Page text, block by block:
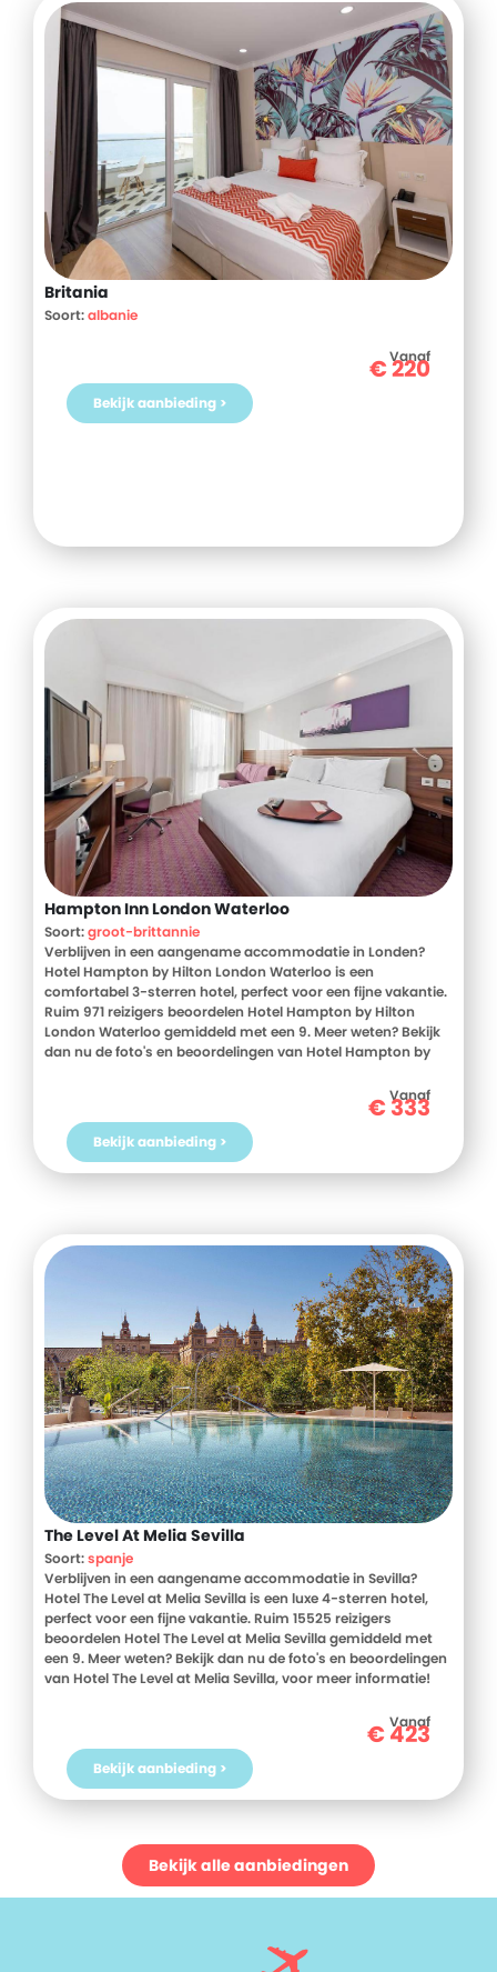
Britania
Soort:albanie
Vanaf
€220
Bekijk aanbieding >
Hampton Inn London Waterloo
Soort:groot-brittannie
Verblijven in een aangename accommodatie in Londen?
Hotel Hampton by Hilton London Waterloo is een
comfortabel 3-sterren hotel, perfect voor een fijne vakantie.
Ruim 971 reizigers beoordelen Hotel Hampton by Hilton
London Waterloo gemiddeld met een 9. Meer weten? Bekijk
dan nu de foto's en beoordelingen van Hotel Hampton by
aan een heerlijke vakantie in Groot-Brittannie? Boek jouw
vakantie naar Hotel Hampton by Hilton London Waterloo
vandaag nog!
Vanaf
€333
Bekijk aanbieding >
The Level At Melia Sevilla
Soort:spanje
Verblijven in een aangename accommodatie in Sevilla?
Hotel The Level at Melia Sevilla is een luxe 4-sterren hotel,
perfect voor een fijne vakantie. Ruim 15525 reizigers
beoordelen Hotel The Level at Melia Sevilla gemiddeld met
een 9. Meer weten? Bekijk dan nu de foto's en beoordelingen
van Hotel The Level at Melia Sevilla, voor meer informatie!
vakantie naar Hotel The Level at Melia Sevilla vandaag nog!
Vanaf
€423
Bekijk aanbieding >
Bekijk alle aanbiedingen